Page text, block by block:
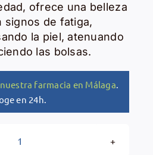
ofrece una belleza
signos de fatiga,
la piel, atenuando
las bolsas.
farmacia en Málaga.
en 24h.
Embryolisse